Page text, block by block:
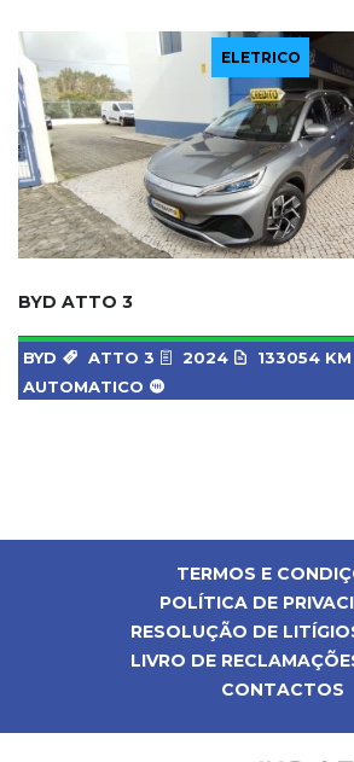
ELETRICO
BYD ATTO 3
BYD ATTO 3 2024
133054 KM
AUTOMATICO
TERMOS E
POLÍTICA DE
RESOLUÇÃO DE
LIVRO DE
CONTACTOS